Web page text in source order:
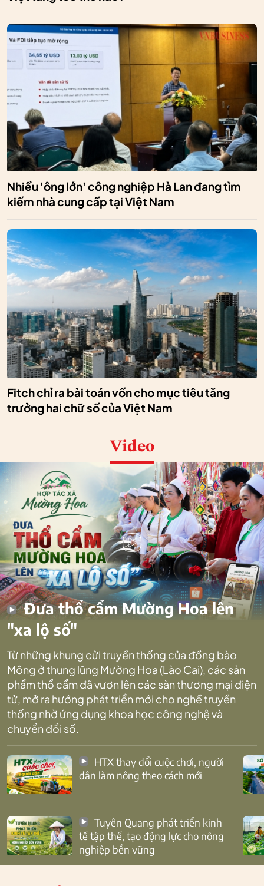
Nhiều 'ông lớn' công nghiệp Hà Lan đang tìm
kiếm nhà cung cấp tại Việt Nam
Fitch chỉ ra bài toán vốn cho mục tiêu tăng
trưởng hai chữ số của Việt Nam
Video
Đưa thổ cẩm Mường Hoa lên
"xa lộ số"
Từ những khung cửi truyền thống của đồng bào
Mông ở thung lũng Mường Hoa (Lào Cai), các sản
phẩm thổ cẩm đã vươn lên các sàn thương mại điện
tử, mở ra hướng phát triển mới cho nghề truyền
thống nhờ ứng dụng khoa học công nghệ và
chuyển đổi số.
dân làm nông theo cách mới
tế tập thể, tạo động lực cho nông
nghiệp bền vững